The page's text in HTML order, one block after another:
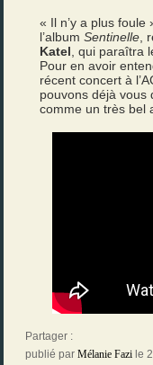
« Il n’y a plus
l’albumSentinelle ,
Katel , qui paraîtra
Pour en avoir
récent concert à
pouvons déjà
comme un très bel
Partager :
publié par Mélanie Fazi le